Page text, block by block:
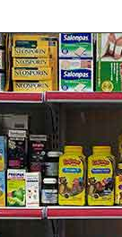
độ ẩm, kết
với màng
mịn mỗi ngày.